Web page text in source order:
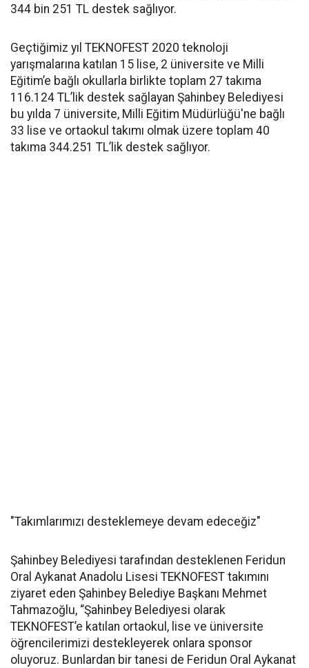
344 bin 251 TL destek sağlıyor.
Geçtiğimiz yıl TEKNOFEST 2020 teknoloji
yarışmalarına katılan 15 lise, 2 üniversite ve Milli
Eğitim’e bağlı okullarla birlikte toplam 27 takıma
116.124 TL’lik destek sağlayan Şahinbey Belediyesi
bu yılda 7 üniversite, Milli Eğitim Müdürlüğü'ne bağlı
33 lise ve ortaokul takımı olmak üzere toplam 40
takıma 344.251 TL’lik destek sağlıyor.
"Takımlarımızı desteklemeye devam edeceğiz"
Şahinbey Belediyesi tarafından desteklenen Feridun
Oral Aykanat Anadolu Lisesi TEKNOFEST takımını
ziyaret eden Şahinbey Belediye Başkanı Mehmet
Tahmazoğlu, “Şahinbey Belediyesi olarak
TEKNOFEST’e katılan ortaokul, lise ve üniversite
öğrencilerimizi destekleyerek onlara sponsor
oluyoruz. Bunlardan bir tanesi de Feridun Oral Aykanat